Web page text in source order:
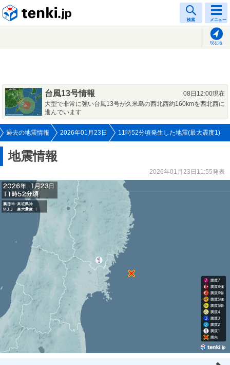
検索 メニュー
現在地
台風13号情報
08日12:00現在
大型で非常に強い台風13号が久米島の西北西約160kmを西北西に
進んでいます
過去の地震情報 2026年01月23日 11時52分頃発生した地震(最大震度1)
地震情報
2026年01月23日11:55発表